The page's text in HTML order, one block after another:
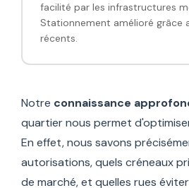
facilité par les infrastructures
Stationnement amélioré grâce
récents.
Notre connaissance
quartier nous permet
En effet, nous savons
autorisations, quels créneaux
de marché, et quelles rues